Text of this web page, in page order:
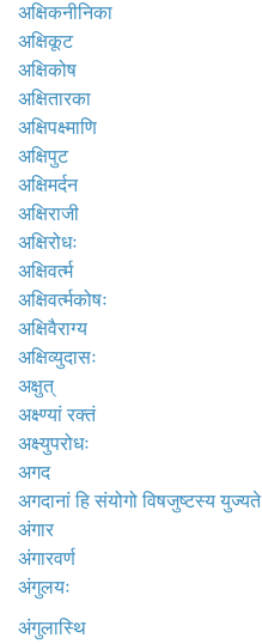
अक्षिकनीनिका
अक्षिकूट
अक्षिकोष
अक्षितारका
अक्षिपक्ष्माणि
अक्षिपुट
अक्षिमर्दन
अक्षिराजी
अक्षिरोधः
अक्षिवर्त्म
अक्षिवर्त्मकोषः
अक्षिवैराग्य
अक्षिव्युदासः
अक्षुत्
अक्ष्ण्यां रक्तं
अक्ष्युपरोधः
अगद
अगदानां हि संयोगो विषजुष्टस्य युज्यते
अंगार
अंगारवर्ण
अंगुलयः
अंगुलास्थि